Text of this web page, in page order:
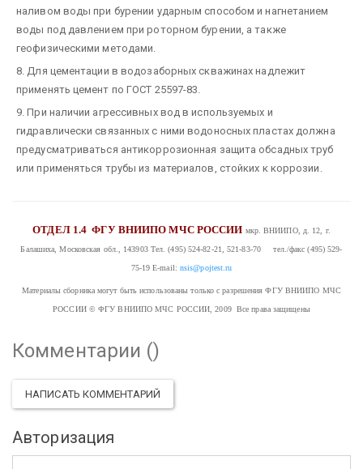
наливом воды при бурении ударным способом и нагнетанием
воды под давлением при роторном бурении, а также
геофизическими методами.
8. Для цементации в водозаборных скважинах надлежит
применять цемент по ГОСТ 25597-83.
9. При наличии агрессивных вод в используемых и
гидравлически связанных с ними водоносных пластах должна
предусматриваться антикоррозионная защита обсадных труб
или применяться трубы из материалов, стойких к коррозии.
ОТДЕЛ 1.4ФГУ ВНИИПО МЧС РОССИИ мкр. ВНИИПО, д. 12, г.
Балашиха, Московская обл., 143903Тел. (495) 524-82-21, 521-83-70 тел./факс (495) 529-
75-19 E-mail: nsis@pojtest.ru
Материалы сборника могут быть использованы только с разрешения ФГУ ВНИИПО МЧС
РОССИИ© ФГУ ВНИИПО МЧС РОССИИ, 2009 Все права защищены
Комментарии ()
НАПИСАТЬ КОММЕНТАРИЙ
Авторизация